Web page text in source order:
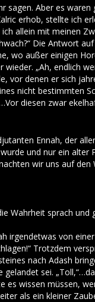
sagen. Aber es
erhob, stellte ich
allein mit meinen
Die Antwort
wo außer einigen
„Ah, endlich
vor denen er sich
nicht bestimmten
diesen zwar
Ennah, der
und nur ein
wir uns auf
Wahrheit sprach
irgendetwas von
Trotzdem
nach Adash
sei.
es wissen müssen,
als ein kleiner